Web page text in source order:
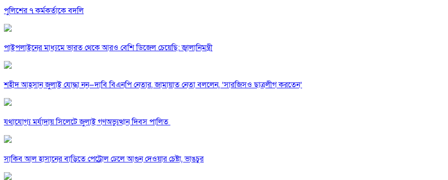
পুলিশের ৭ কর্মকর্তাকে বদলি
পাইপলাইনের মাধ্যমে ভারত থেকে আরও বেশি ডিজেল চেয়েছি: জ্বালানিমন্ত্রী
শহীদ আহসান জুলাই যোদ্ধা নন—দাবি বিএনপি নেতার, জামায়াত নেতা বললেন, ‘সারজিসও ছাত্রলীগ করতেন’
যথাযোগ্য মর্যাদায় সিলেটে জুলাই গণঅভ্যুত্থান দিবস পালিত
সাকিব আল হাসানের বাড়িতে পেট্রোল ঢেলে আগুন দেওয়ার চেষ্টা, ভাঙচুর